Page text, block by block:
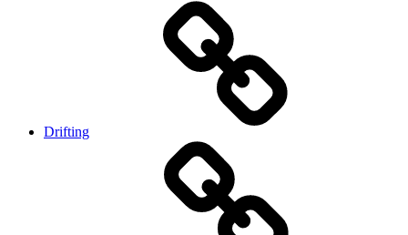
Drifting